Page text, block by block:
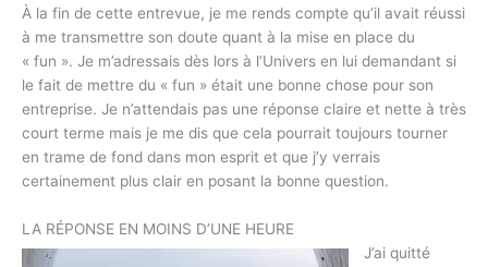
À la fin de cette entrevue, je me rends compte qu’il avait réussi
à me transmettre son doute quant à la mise en place du
« fun ». Je m’adressais dès lors à l’Univers en lui demandant si
le fait de mettre du « fun » était une bonne chose pour son
entreprise. Je n’attendais pas une réponse claire et nette à très
court terme mais je me dis que cela pourrait toujours tourner
en trame de fond dans mon esprit et que j’y verrais
certainement plus clair en posant la bonne question.
LA RÉPONSE EN MOINS D’UNE HEURE
J’ai quitté